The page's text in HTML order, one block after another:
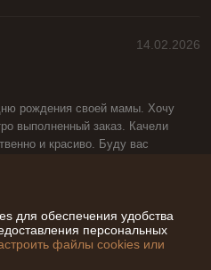
14.02.2026
рождения своей мамы. Хочу
выполненный заказ. Качели
и красиво. Буду вас
отзывы
для обеспечения удобства
персональных
файлы cookies или